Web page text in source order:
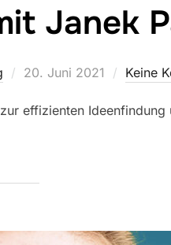
Janek
Veröffentlicht
20. Juni 2021 Keine
effizienten